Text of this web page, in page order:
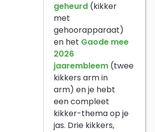
geheurd (kikker
met
gehoorapparaat)
en het Gaode mee
2026
jaarembleem (twee
kikkers arm in
arm) en je hebt
een compleet
kikker-thema op je
jas. Drie kikkers,